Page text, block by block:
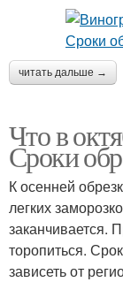
читать дальше →
Что в
Сроки
К осенней
легких
заканчивается.
торопиться.
зависеть от